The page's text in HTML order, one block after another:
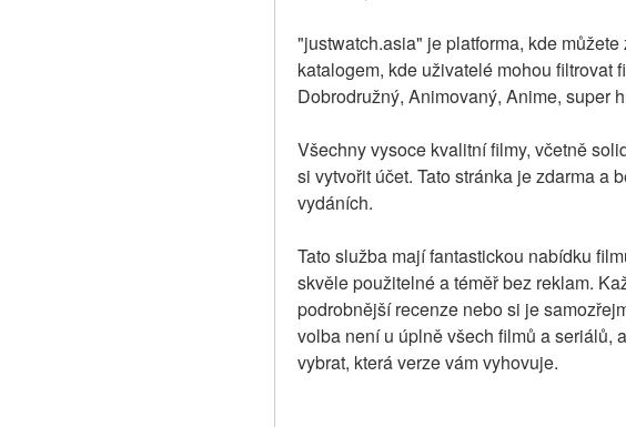
"justwatch.asia" je platforma, kde
katalogem, kde uživatelé mohou filtrovat
Dobrodružný, Animovaný, Anime, super
Všechny vysoce kvalitní filmy, včetně
si vytvořit účet. Tato stránka je zdarma a
vydáních.
Tato služba mají fantastickou nabídku
skvěle použitelné a téměř bez reklam.
podrobnější recenze nebo si je
volba není u úplně všech filmů a seriálů,
vybrat, která verze vám vyhovuje.